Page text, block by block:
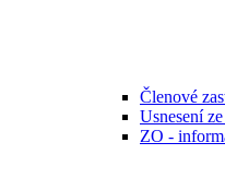
Členové
Usnesení
ZO -